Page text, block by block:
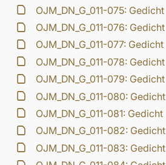
OJM_DN_G_011-075: Gedicht
OJM_DN_G_011-076: Gedicht
OJM_DN_G_011-077: Gedicht
OJM_DN_G_011-078: Gedicht
OJM_DN_G_011-079: Gedicht
OJM_DN_G_011-080: Gedicht
OJM_DN_G_011-081: Gedicht
OJM_DN_G_011-082: Gedicht
OJM_DN_G_011-083: Gedicht